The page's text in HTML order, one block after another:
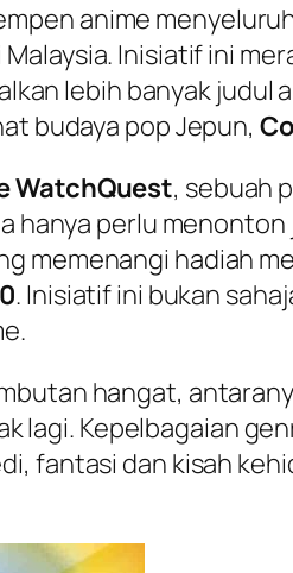
anime
Inisiatif ini
lebih banyak judul
budaya pop Jepun,
WatchQuest, sebuah
hanya perlu
memenangi hadiah
. Inisiatif ini bukan
hangat,
lagi. Kepelbagaian
fantasi dan kisah